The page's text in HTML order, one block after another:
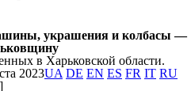
украшения и колбасы —
в Харьковской области.
2023UA DE EN ES FR IT RU